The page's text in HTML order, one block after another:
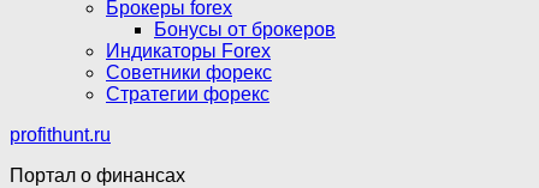
Брокеры forex
Бонусы от брокеров
Индикаторы Forex
Советники форекс
Стратегии форекс
profithunt.ru
Портал о финансах